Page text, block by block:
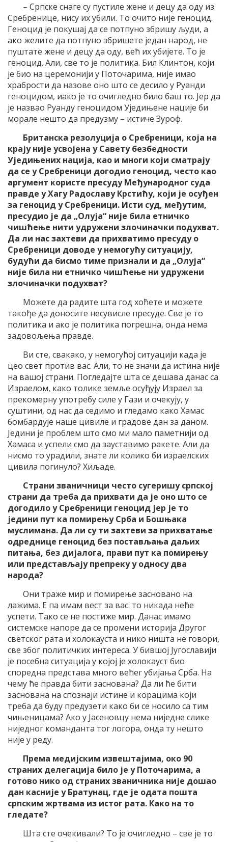
– Српске снаге су пустиле жене и децу да оду из
Сребренице, нису их убили. То очито није геноцид.
Геноцид је покушај да се потпуно збришу људи, а
ако желите да потпуно збришете један народ, не
пуштате жене и децу да оду, већ их убијете. То је
геноцид. Али, све то је политика. Бил Клинтон, који
је био на церемонији у Поточарима, није имао
храбрости да назове оно што се десило у Руанди
геноцидом, иако је то очигледно било баш то. Јер да
је назвао Руанду геноцидом Уједињене нације би
морале нешто да предузму – истиче Зуроф.
Британска резолуција о Сребреници, која на
крају није усвојена у Савету безбедности
Уједињених нација, као и многи који сматрају
да се у Сребреници догодио геноцид, често као
аргумент користе пресуду Међународног суда
правде у Хагу Радославу Крстићу, који је осуђен
за геноцид у Сребреници. Исти суд, међутим,
пресудио је да „Олуја“ није била етничко
чишћење нити удружени злочиначки подухват.
Да ли нас захтеви да прихватимо пресуду о
Сребреници доводе у немогућу ситуацију,
будући да бисмо тиме признали и да „Олуја“
није била ни етничко чишћење ни удружени
злочиначки подухват?
Можете да радите шта год хоћете и можете
такође да доносите несувисле пресуде. Све је то
политика и ако је политика погрешна, онда нема
задовољења правде.
Ви сте, свакако, у немогућој ситуацији када је
цео свет против вас. Али, то не значи да истина није
на вашој страни. Погледајте шта се дешава данас са
Израелом, како толике земље осуђују Израел за
прекомерну употребу силе у Гази и очекују, у
суштини, од нас да седимо и гледамо како Хамас
бомбардује наше цивиле и градове дан за даном.
Једини је проблем што смо ми мало паметнији од
Хамаса и успели смо да зауставимо ракете. Али да
нисмо то урадили, знате ли колико би израелских
цивила погинуло? Хиљаде.
Страни званичници често сугеришу српској
страни да треба да прихвати да је оно што се
догодило у Сребреници геноцид јер је то
једини пут ка помирењу Срба и Бошњака
муслимана. Да ли су ти захтеви за прихватање
одреднице геноцид без постављања даљих
питања, без дијалога, прави пут ка помирењу
или представљају препреку у односу два
народа?
Они траже мир и помирење засновано на
лажима. Е па имам вест за вас: то никада неће
успети. Тако се не постиже мир. Данас имамо
системске напоре да се промени историја Другог
светског рата и холокауста и нико ништа не говори,
све због политичких интереса. У бившој Југославији
је посебна ситуација у којој је холокауст био
споредна представа много већег убијања Срба. На
чему ће правда бити заснована? Да ли ће бити
заснована на спознаји истине и корацима који
треба да буду предузети како би се носило са тим
чињеницама? Ако у Јасеновцу нема ниједне слике
ниједног команданта тог логора, онда ту нешто
није у реду.
Према медијским извештајима, око 90
страних делегација било је у Поточарима, а
готово нико од страних званичника није дошао
дан касније у Братунац, где је одата пошта
српским жртвама из истог рата. Како на то
гледате?
Шта сте очекивали? То је очигледно – све је то